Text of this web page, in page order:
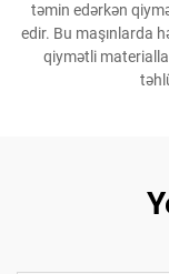
təmin edərkən
edir. Bu maşınlarda
qiymətli